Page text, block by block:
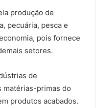
produção de
pecuária, pesca e
pois fornece
setores.
de
matérias-primas do
produtos acabados.